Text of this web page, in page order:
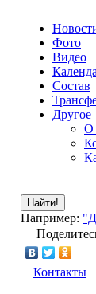
Фото
Видео
Состав
Другое
О
Найти!
Например:
Контакты